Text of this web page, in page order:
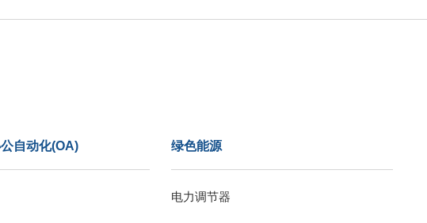
自动化(OA) 绿色能源
电力调节器